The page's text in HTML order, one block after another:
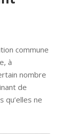
commune
à
nombre
de
qu’elles ne